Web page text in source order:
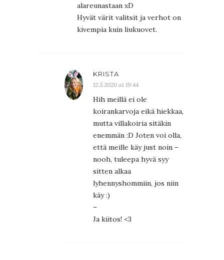
alareunastaan xD
Hyvät värit valitsit ja verhot on
kivempia kuin liukuovet.
KRISTA
12.5.2020 at 19:44
Hih meillä ei ole
koirankarvoja eikä hiekkaa,
mutta villakoiria sitäkin
enemmän :D Joten voi olla,
että meille käy just noin –
nooh, tuleepa hyvä syy
sitten alkaa
lyhennyshommiin, jos niin
käy :)
–
Ja kiitos! <3